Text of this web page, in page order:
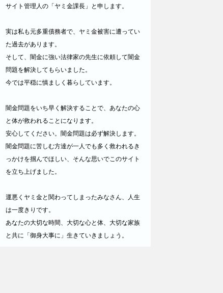
サイト管理人の「ヤミ金課長」と申します。
実は私も元多重債務者で、ヤミ金被害に遭ってい
た過去があります。
そして、闇金に強い法律家の先生に依頼して闇金
問題を解決してもらいました。
今では平穏に慎ましく暮らしています。
闇金問題をいち早く解決することで、あなたの心
と体が救われることになります。
安心してください。闇金問題は必ず解決します。
闇金問題に苦しむ方達が一人でも多く救われるき
っかけを掴んでほしい、そんな思いでこのサイト
を立ち上げました。
運悪くヤミ金と関わってしまったみなさん、人生
は一度きりです。
あなたの大切な時間、大切な心と体、大切な家族
と共に「御身大事に」生きていきましょう。